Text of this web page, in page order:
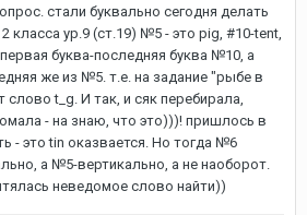
стали буквально сегодня делать
класса ур.9 (ст.19) №5 - это pig, #10-tent,
буква-последняя буква №10, а
же из №5. т.е. на задание "рыбе в
t_g. И так, и сяк перебирала,
- на знаю, что это)))! пришлось в
- это tin оказвается. Но тогда №6
а №5-вертикально, а не наоборот.
неведомое слово найти))